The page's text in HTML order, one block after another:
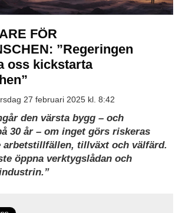
FÖR
”Regeringen
oss kickstarta
27 februari 2025 kl. 8:42
den värsta bygg – och
30 år – om inget görs riskeras
arbetstillfällen, tillväxt och välfärd.
öppna verktygslådan och